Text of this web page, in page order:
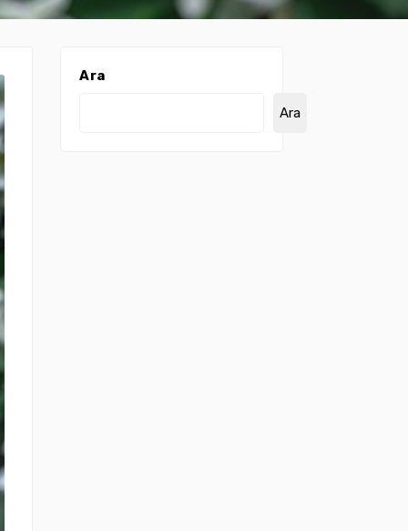
Ara
Ara